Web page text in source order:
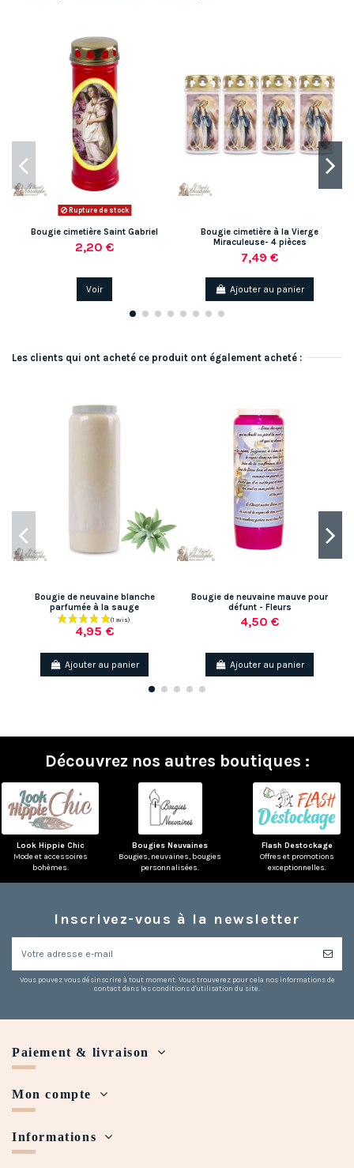
Rupture de stock
Bougie cimetière Saint Gabriel
2,20 €
Voir
Bougie cimetière à la Vierge
Miraculeuse- 4 pièces
7,49 €
Ajouter au panier
Les clients qui ont acheté ce produit ont également acheté :
Bougie de neuvaine blanche
parfumée à la sauge
4,95 €
Ajouter au panier
Bougie de neuvaine mauve pour
défunt - Fleurs
4,50 €
Ajouter au panier
Découvrez nos autres boutiques :
Look Hippie Chic
Mode et accessoires
bohèmes.
Bougies Neuvaines
Bougies, neuvaines, bougies
personnalisées.
Flash Destockage
Offres et promotions
exceptionnelles.
Inscrivez-vous à la newsletter
Vous pouvez vous désinscrire à tout moment. Vous trouverez pour cela nos informations de
contact dans les conditions d'utilisation du site.
Paiement & livraison
Mon compte
Informations